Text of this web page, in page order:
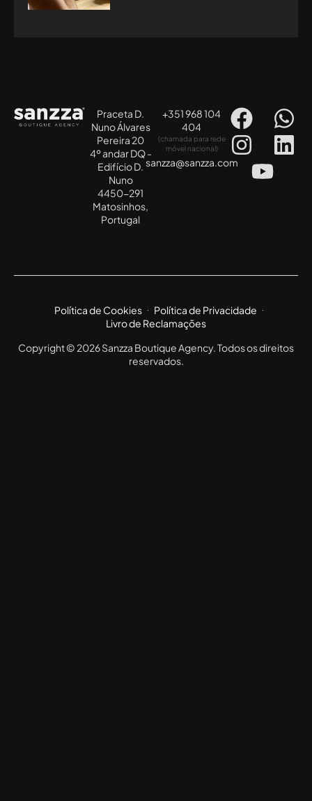
Praceta D.
Nuno Álvares
Pereira 20
4º andar DQ -
Edifício D.
Nuno
4450-291
Matosinhos,
Portugal
+351 968 104
404
(chamada para rede
móvel nacional)
sanzza@sanzza.com
Política de Cookies
Política de Privacidade
Livro de Reclamações
Copyright © 2026 Sanzza Boutique Agency. Todos os direitos
reservados.